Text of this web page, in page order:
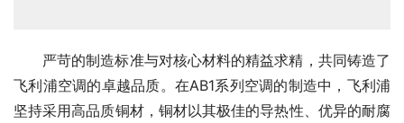
严苛的制造标准与对核心材料的精益求精，共同铸造了
飞利浦空调的卓越品质。在AB1系列空调的制造中，飞利浦
坚持采用高品质铜材，铜材以其极佳的导热性、优异的耐腐